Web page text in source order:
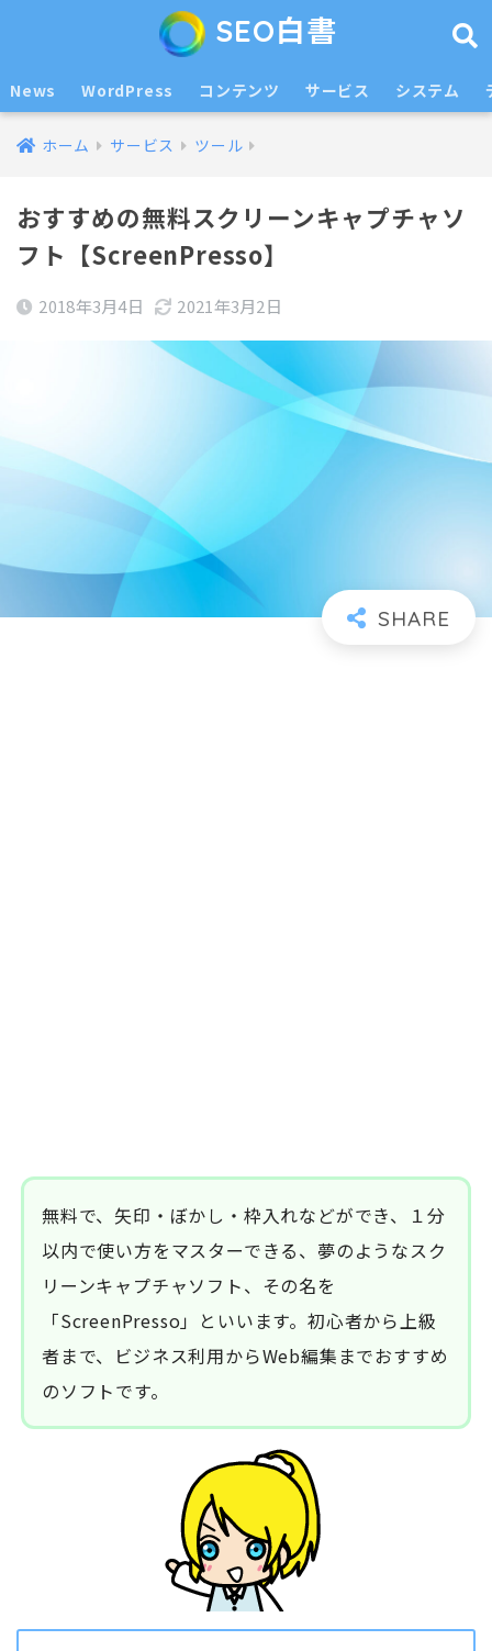
SEO白書
News WordPress コンテンツ サービス システム
ホーム サービス ツール
おすすめの無料スクリーンキャプチャソ
フト【ScreenPresso】
2018年3月4日 2021年3月2日
無料で、矢印・ぼかし・枠入れなどができ、１分
以内で使い方をマスターできる、夢のようなスク
リーンキャプチャソフト、その名を
「ScreenPresso」といいます。初心者から上級
者まで、ビジネス利用からWeb編集までおすすめ
のソフトです。